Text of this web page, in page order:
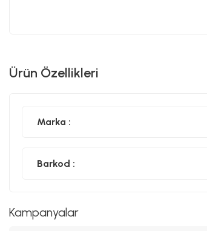
Ürün Özellikleri
Marka :
Barkod :
Kampanyalar